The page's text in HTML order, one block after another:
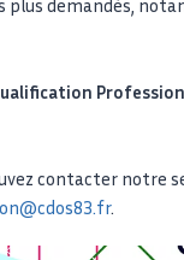
demandés,
contacter notre
.